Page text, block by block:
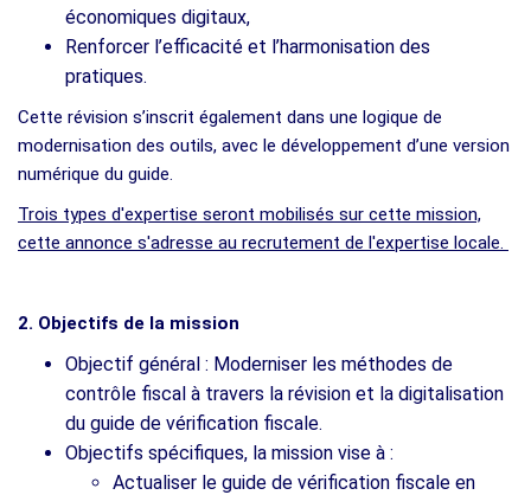
économiques digitaux,
Renforcer l’efficacité et l’harmonisation des
pratiques.
Cette révision s’inscrit également dans une logique de
modernisation des outils, avec le développement d’une version
numérique du guide.
Trois types d'expertise seront mobilisés sur cette mission,
cette annonce s'adresse au recrutement de l'expertise locale.
2. Objectifs de la mission
Objectif général : Moderniser les méthodes de
contrôle fiscal à travers la révision et la digitalisation
du guide de vérification fiscale.
Objectifs spécifiques, la mission vise à :
Actualiser le guide de vérification fiscale en